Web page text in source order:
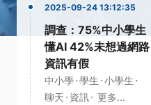
2025-09-24 13:12:35
調查：75%中小學生
懂AI 42%未想過網路
資訊有假
中小學·學生 ·小學生 ·
聊天 · 資訊· 更多...